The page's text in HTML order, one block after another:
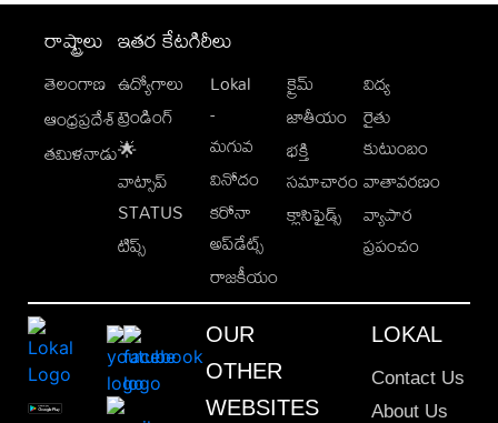
రాష్ట్రాలు
తెలంగాణ
ఆంధ్రప్రదేశ్
తమిళనాడు
ఇతర కేటగిరీలు
ఉద్యోగాలు
ట్రెండింగ్
🌟
వాట్సాప్
STATUS
టిప్స్
Lokal
-
మగువ
వినోదం
కరోనా
అప్‌డేట్స్
రాజకీయం
క్రైమ్
జాతీయం
భక్తి
సమాచారం
క్లాసిఫైడ్స్
విద్య
రైతు
కుటుంబం
వాతావరణం
వ్యాపార
ప్రపంచం
OUR
OTHER
WEBSITES
LOKAL
Contact Us
About Us